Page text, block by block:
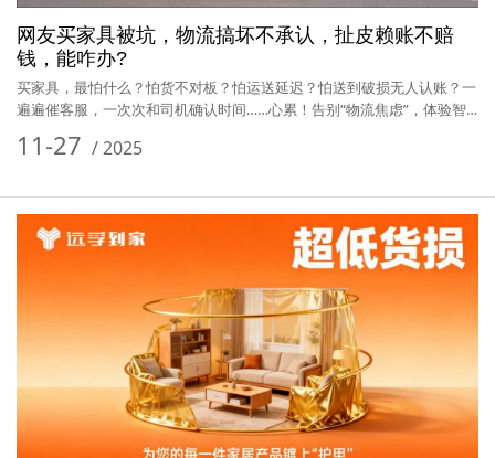
网友买家具被坑，物流搞坏不承认，扯皮赖账不赔
钱，能咋办?
买家具，最怕什么？怕货不对板？怕运送延迟？怕送到破损无人认账？一
遍遍催客服，一次次和司机确认时间……心累！告别“物流焦虑”，体验智
11-27 /2025